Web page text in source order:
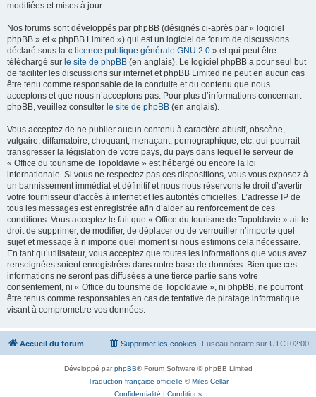
modifiées et mises à jour.
Nos forums sont développés par phpBB (désignés ci-après par « logiciel
phpBB » et « phpBB Limited ») qui est un logiciel de forum de discussions
déclaré sous la « licence publique générale GNU 2.0 » et qui peut être
téléchargé sur le site de phpBB (en anglais). Le logiciel phpBB a pour seul but
de faciliter les discussions sur internet et phpBB Limited ne peut en aucun cas
être tenu comme responsable de la conduite et du contenu que nous
acceptons et que nous n’acceptons pas. Pour plus d’informations concernant
phpBB, veuillez consulter le site de phpBB (en anglais).
Vous acceptez de ne publier aucun contenu à caractère abusif, obscène,
vulgaire, diffamatoire, choquant, menaçant, pornographique, etc. qui pourrait
transgresser la législation de votre pays, du pays dans lequel le serveur de
« Office du tourisme de Topoldavie » est hébergé ou encore la loi
internationale. Si vous ne respectez pas ces dispositions, vous vous exposez à
un bannissement immédiat et définitif et nous nous réservons le droit d’avertir
votre fournisseur d’accès à internet et les autorités officielles. L’adresse IP de
tous les messages est enregistrée afin d’aider au renforcement de ces
conditions. Vous acceptez le fait que « Office du tourisme de Topoldavie » ait le
droit de supprimer, de modifier, de déplacer ou de verrouiller n’importe quel
sujet et message à n’importe quel moment si nous estimons cela nécessaire.
En tant qu’utilisateur, vous acceptez que toutes les informations que vous avez
renseignées soient enregistrées dans notre base de données. Bien que ces
informations ne seront pas diffusées à une tierce partie sans votre
consentement, ni « Office du tourisme de Topoldavie », ni phpBB, ne pourront
être tenus comme responsables en cas de tentative de piratage informatique
visant à compromettre vos données.
Accueil du forum Fuseau horaire sur UTC+02:00
Supprimer les cookies
Développé parphpBB® Forum Software © phpBB Limited
Traduction française officielle ©Miles Cellar
Confidentialité | Conditions